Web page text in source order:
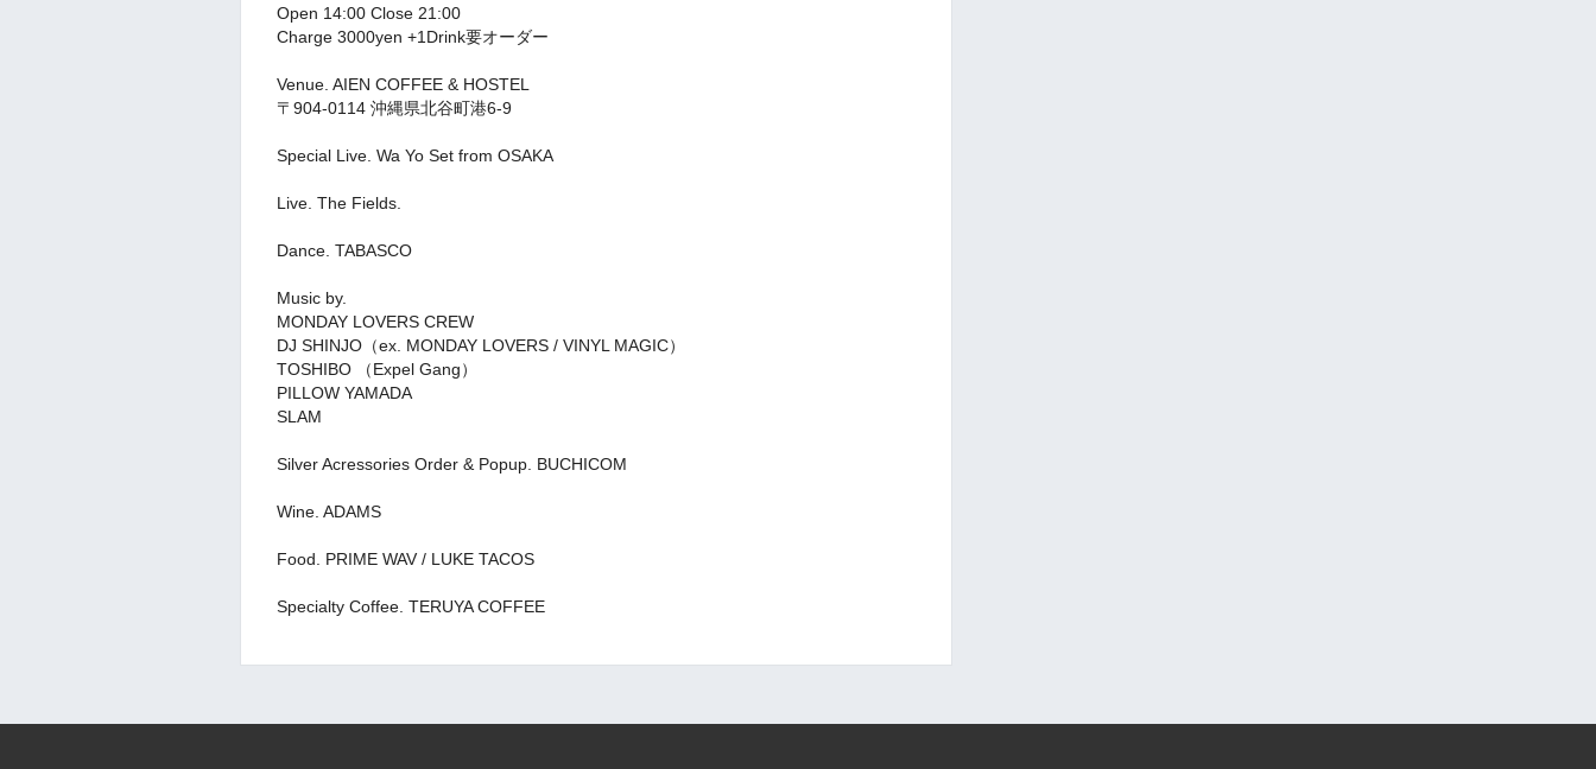
Open 14:00 Close 21:00
Charge 3000yen +1Drink要オーダー
Venue. AIEN COFFEE & HOSTEL
〒904-0114 沖縄県北谷町港6-9
Special Live. Wa Yo Set from OSAKA
Live. The Fields.
Dance. TABASCO
Music by.
MONDAY LOVERS CREW
DJ SHINJO（ex. MONDAY LOVERS / VINYL MAGIC）
TOSHIBO （Expel Gang）
PILLOW YAMADA
SLAM
Silver Acressories Order & Popup. BUCHICOM
Wine. ADAMS
Food. PRIME WAV / LUKE TACOS
Specialty Coffee. TERUYA COFFEE